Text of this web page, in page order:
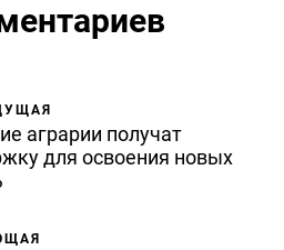
аграрии получат
для освоения новых